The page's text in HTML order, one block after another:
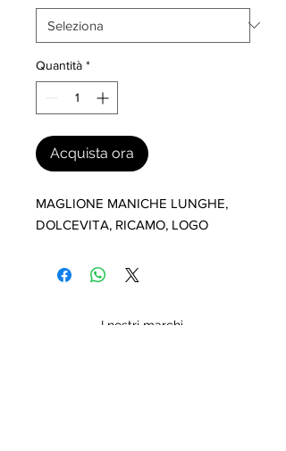
Quantità *
Acquista ora
MAGLIONE MANICHE LUNGHE,
DOLCEVITA, RICAMO, LOGO
I nostri marchi